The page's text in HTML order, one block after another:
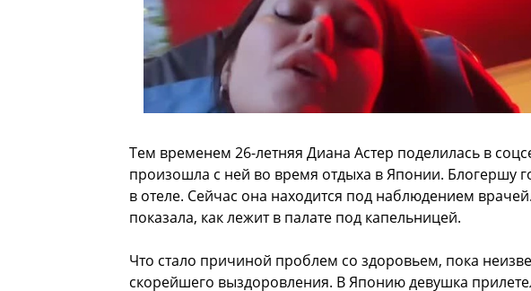
Тем временем 26-летняя Диана Астер поделилась в
произошла с ней во время отдыха в Японии. Блогершу
в отеле. Сейчас она находится под наблюдением
показала, как лежит в палате под капельницей.
Что стало причиной проблем со здоровьем, пока
скорейшего выздоровления. В Японию девушка